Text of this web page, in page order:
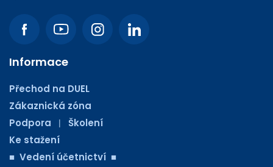
Informace
Přechod na DUEL
Zákaznická zóna
Podpora
| Školení
Ke stažení
■ Vedení účetnictví ■